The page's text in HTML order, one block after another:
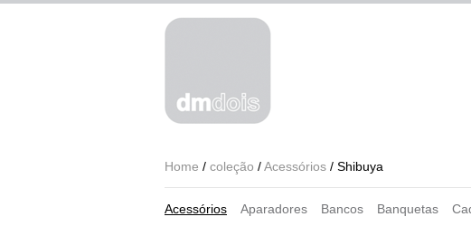
Home / coleção /Acessórios / Shibuya
Acessórios Aparadores Bancos Banquetas